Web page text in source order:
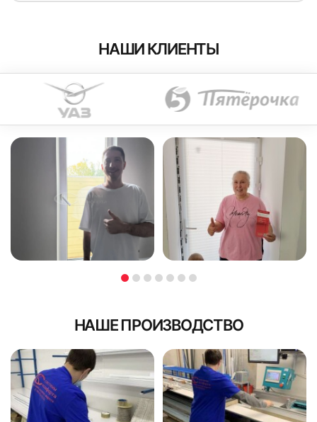
НАШИ КЛИЕНТЫ
НАШЕ ПРОИЗВОДСТВО